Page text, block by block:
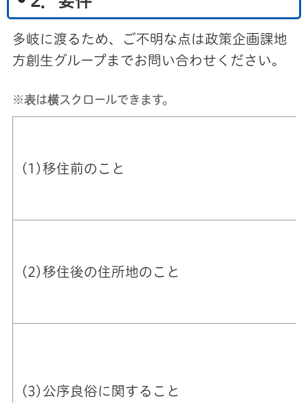
多岐に渡るため、ご不明な点は政策企画課地
方創生グループまでお問い合わせください。
※表は横スクロールできます。
(1)移住前のこと
(2)移住後の住所地のこと
(3)公序良俗に関すること